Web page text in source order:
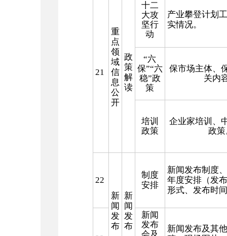
21
重
点
领
域
信
息
公
开
政
策
解
读
十二
大攻
坚行
动
产业攀登计划
实情况。
“六
保”“六
稳”政
策
保市场主体、
关内
培训
政策
企业家培训、
政
22
新
闻
发
布
新
闻
发
布
制度
安排
新闻发布制度
年度安排 （发
形式、发布时
新闻
发布
新闻发布及其